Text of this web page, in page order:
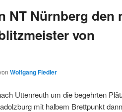
NT Nürnberg den
von
Wolfgang Fiedler
Uttenreuth um die begehrten
mit halbem Brettpunkt